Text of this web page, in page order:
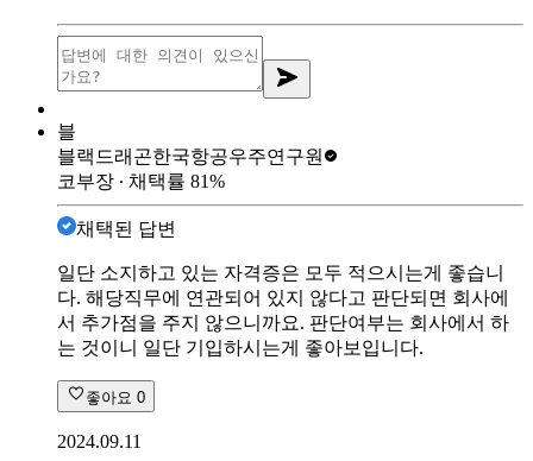
블
블랙드래곤한국항공우주연구원
코부장 ∙ 채택률 81%
채택된 답변
일단 소지하고 있는 자격증은 모두 적으시는게 좋습니
다. 해당직무에 연관되어 있지 않다고 판단되면 회사에
서 추가점을 주지 않으니까요. 판단여부는 회사에서 하
는 것이니 일단 기입하시는게 좋아보입니다.
좋아요 0
2024.09.11